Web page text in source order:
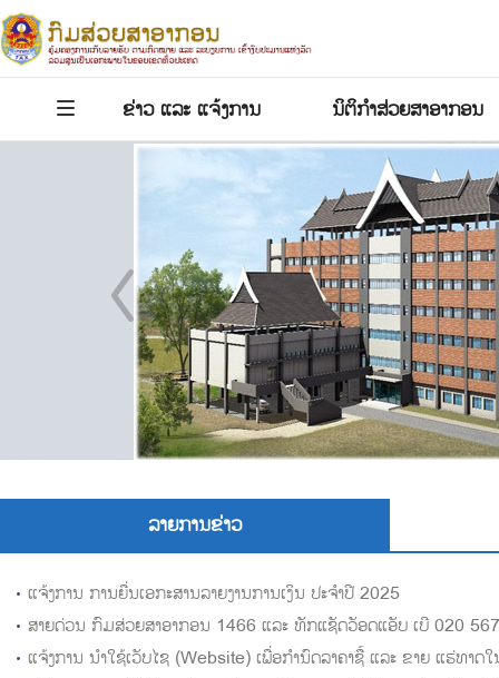
ຂ່າວ ແລະ ແຈ້ງການ ນິ​ຕິກ​ໍ​າສ່ວຍສາອາກອນ
ລາຍການຂ່າວ
ແຈ້ງການ ການຍື່ນເອກະສານລາຍງານການເງິນ ປະຈຳປີ 2025
ສາຍດ່ວນ ກົມສ່ວຍສາອາກອນ 1466 ແລະ ທັກແຊັດວັອດແອັບ ເບີ 020